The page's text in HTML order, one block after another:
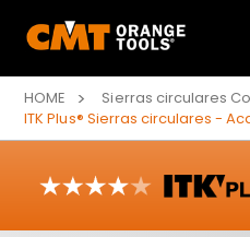
HOME
Sierras circulares
ITK Plus® Sierras circulares -